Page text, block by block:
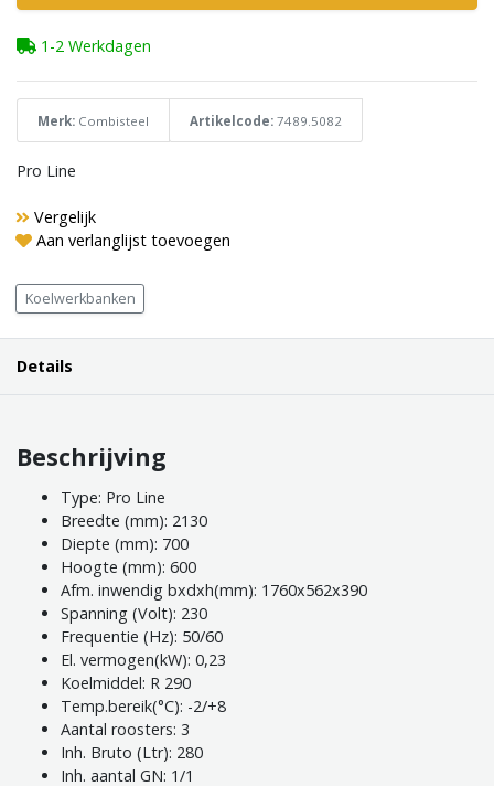
1-2 Werkdagen
Merk: Combisteel Artikelcode: 7489.5082
Pro Line
Vergelijk
Aan verlanglijst toevoegen
Koelwerkbanken
Details
Beschrijving
Type: Pro Line
Breedte (mm): 2130
Diepte (mm): 700
Hoogte (mm): 600
Afm. inwendig bxdxh(mm): 1760x562x390
Spanning (Volt): 230
Frequentie (Hz): 50/60
El. vermogen(kW): 0,23
Koelmiddel: R 290
Temp.bereik(°C): -2/+8
Aantal roosters: 3
Inh. Bruto (Ltr): 280
Inh. aantal GN: 1/1